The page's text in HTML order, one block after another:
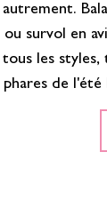
ou survol en
les styles,
phares de
célèbre
d'activités et